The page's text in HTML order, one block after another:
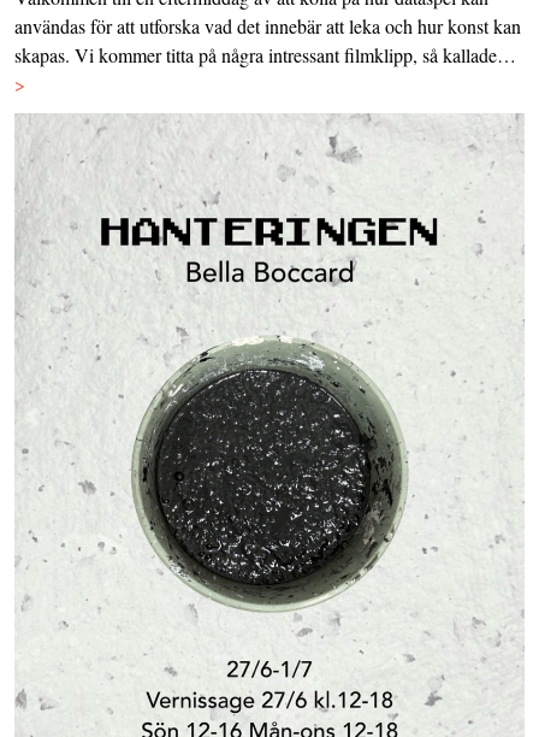
användas för att utforska vad det innebär att leka och hur konst kan
skapas. Vi kommer titta på några intressant filmklipp, så kallade…
>